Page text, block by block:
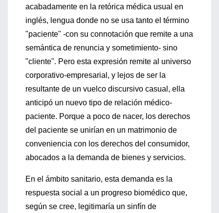
acabadamente en la retórica médica usual en
inglés, lengua donde no se usa tanto el término
"paciente" -con su connotación que remite a una
semántica de renuncia y sometimiento- sino
"cliente". Pero esta expresión remite al universo
corporativo-empresarial, y lejos de ser la
resultante de un vuelco discursivo casual, ella
anticipó un nuevo tipo de relación médico-
paciente. Porque a poco de nacer, los derechos
del paciente se unirían en un matrimonio de
conveniencia con los derechos del consumidor,
abocados a la demanda de bienes y servicios.
En el ámbito sanitario, esta demanda es la
respuesta social a un progreso biomédico que,
según se cree, legitimaría un sinfín de